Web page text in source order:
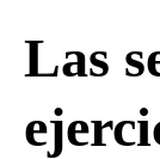
Las